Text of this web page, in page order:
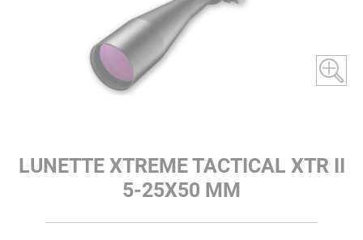
LUNETTE XTREME TACTICAL XTR II
5-25X50 MM